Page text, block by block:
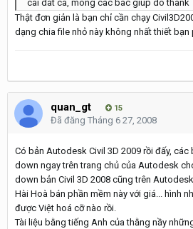
cai dat ca, mong cac bac giup do thank
Thật đơn giản là bạn chỉ cần chạy
dạng chia file nhỏ này không nhất thiết bạn
quan_gt 15
Đã đăng Tháng 6 27, 2008
Có bản Autodesk Civil 3D 2009 rồi đấy,
down ngay trên trang chủ của Autodesk
down bản Civil 3D 2008 cũng trên
Hài Hoà bán phần mềm này với giá... hình
được Việt hoá cỡ nào rồi.
Tài liệu bằng tiếng Anh của thằng nầy